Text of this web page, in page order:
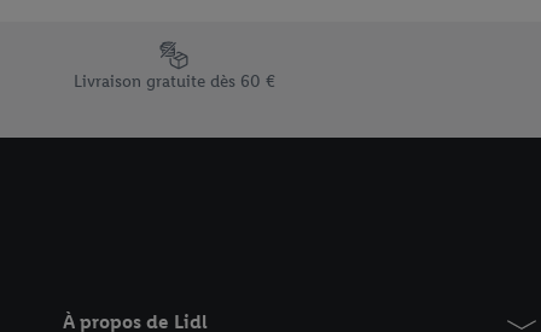
Élément du pied de page avec les différents arguments de
Livraison gratuite dès 60 €
À propos de Lidl
informations sur la